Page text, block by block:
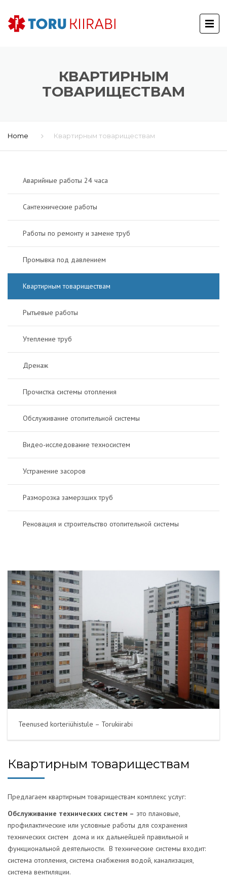
КВАРТИРНЫМ
ТОВАРИЩЕСТВАМ
Home Квартирным товариществам
Аварийные работы 24 часа
Сантехнические работы
Работы по ремонту и замене труб
Промывка под давлением
Квартирным товариществам
Рытьевые работы
Утепление труб
Дренаж
Прочистка системы отопления
Обслуживание отопительной системы
Видео-исследование техносистем
Устранение засоров
Разморозка замерзших труб
Реновация и строительство отопительной системы
Teenused korteriühistule – Torukiirabi
Квартирным товариществам
Предлагаем квартирным товариществам комплекс услуг:
Обслуживание технических систем – это плановые,
профилактические или условные работы для сохранения
технических систем дома и их дальнейшей правильной и
функциональной деятельности. В технические системы входит:
система отопления, система снабжения водой, канализация,
система вентиляции.